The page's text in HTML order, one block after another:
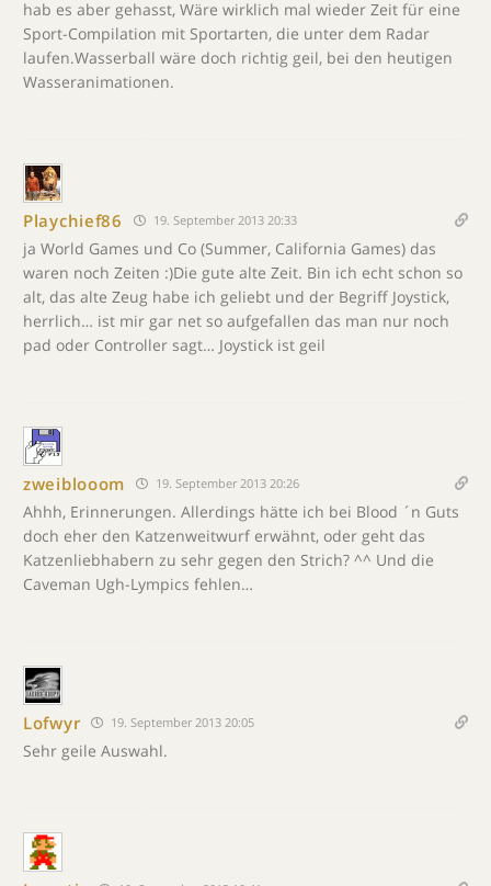
hab es aber gehasst, Wäre wirklich mal wieder Zeit für eine
Sport-Compilation mit Sportarten, die unter dem Radar
laufen.Wasserball wäre doch richtig geil, bei den heutigen
Wasseranimationen.
Playchief86 19. September 2013 20:33
ja World Games und Co (Summer, California Games) das
waren noch Zeiten :)Die gute alte Zeit. Bin ich echt schon so
alt, das alte Zeug habe ich geliebt und der Begriff Joystick,
herrlich… ist mir gar net so aufgefallen das man nur noch
pad oder Controller sagt… Joystick ist geil
zweiblooom 19. September 2013 20:26
Ahhh, Erinnerungen. Allerdings hätte ich bei Blood ´n Guts
doch eher den Katzenweitwurf erwähnt, oder geht das
Katzenliebhabern zu sehr gegen den Strich? ^^ Und die
Caveman Ugh-Lympics fehlen…
Lofwyr 19. September 2013 20:05
Sehr geile Auswahl.